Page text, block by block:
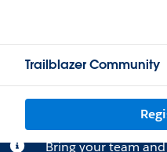
Trailblazer Community
Bring your team